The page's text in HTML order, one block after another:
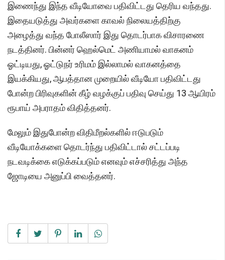
இணைந்து இந்த வீடியோவை பதிவிட்டது தெரிய வந்தது.
இதையடுத்து அவர்களை காவல் நிலையத்திற்கு
அழைத்து வந்த போலீஸார் இது தொடர்பாக விசாரணை
நடத்தினர். பின்னர் ஹெல்மெட் அணியாமல் வாகனம்
ஓட்டியது, ஓட்டுநர் உரிமம் இல்லாமல் வாகனத்தை
இயக்கியது, ஆபத்தான முறையில் வீடியோ பதிவிட்டது
போன்ற பிரிவுகளின் கீழ் வழக்குப் பதிவு செய்து 13 ஆயிரம்
ரூபாய் அபராதம் விதித்தனர்.
மேலும் இதுபோன்ற விதிமீறல்களில் ஈடுபடும்
வீடியோக்களை தொடர்ந்து பதிவிட்டால் சட்டப்படி
நடவடிக்கை எடுக்கப்படும் எனவும் எச்சரித்து அந்த
ஜோடியை அனுப்பி வைத்தனர்.